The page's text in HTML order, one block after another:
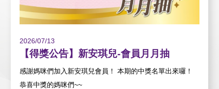
2026/07/13
【得獎公告】新安琪兒-會員月月抽
感謝媽咪們加入新安琪兒會員！ 本期的中獎名單出來囉！
恭喜中獎的媽咪們~~